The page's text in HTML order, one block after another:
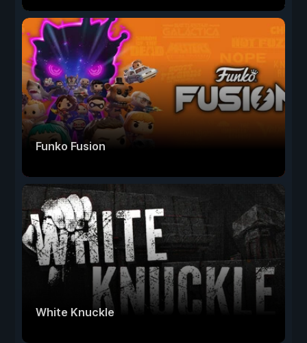
Funko Fusion
White Knuckle